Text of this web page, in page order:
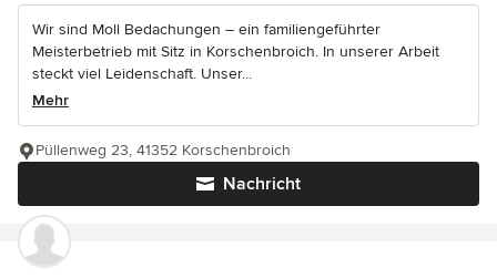
Wir sind Moll Bedachungen – ein familiengeführter
Meisterbetrieb mit Sitz in Korschenbroich. In unserer Arbeit
steckt viel Leidenschaft. Unser...
Mehr
Nachricht
Püllenweg 23, 41352 Korschenbroich